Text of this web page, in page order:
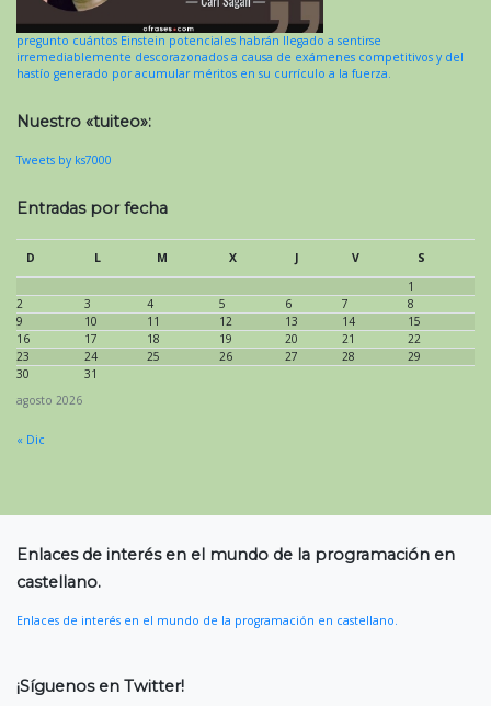
pregunto cuántos Einstein potenciales habrán llegado a sentirse
irremediablemente descorazonados a causa de exámenes competitivos y del
hastío generado por acumular méritos en su currículo a la fuerza.
Nuestro «tuiteo»:
Tweets by ks7000
Entradas por fecha
agosto 2026
D L M X J V
S
1
2
3 4 5 6 7
8
9
10 11 12 13 14
15
16
17 18 19 20 21
22
23
24 25 26 27 28
29
30
31
« Dic
Enlaces de interés en el mundo de la programación en
castellano.
Enlaces de interés en el mundo de la programación en castellano.
¡Síguenos en Twitter!